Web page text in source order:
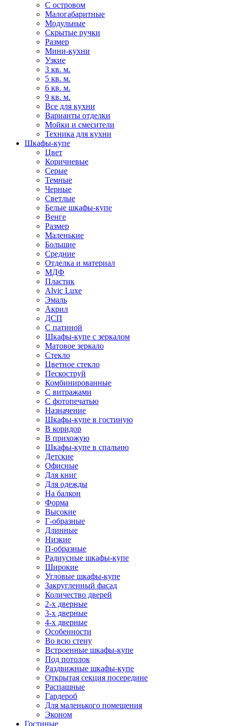
С островом
Малогабаритные
Модульные
Скрытые ручки
Размер
Мини-кухни
Узкие
3 кв. м.
5 кв. м.
6 кв. м.
9 кв. м.
Все для кухни
Варианты отделки
Мойки и смесители
Техника для кухни
Шкафы-купе
Цвет
Коричневые
Серые
Темные
Черные
Светлые
Белые шкафы-купе
Венге
Размер
Маленькие
Большие
Средние
Отделка и материал
МДФ
Пластик
Alvic Luxe
Эмаль
Акрил
ДСП
С патиной
Шкафы-купе с зеркалом
Матовое зеркало
Стекло
Цветное стекло
Пескоструй
Комбинированные
С витражами
С фотопечатью
Назначение
Шкафы-купе в гостиную
В коридор
В прихожую
Шкафы-купе в спальню
Детские
Офисные
Для книг
Для одежды
На балкон
Форма
Высокие
Г-образные
Длинные
Низкие
П-образные
Радиусные шкафы-купе
Широкие
Угловые шкафы-купе
Закругленный фасад
Количество дверей
2-х дверные
3-х дверные
4-х дверные
Особенности
Во всю стену
Встроенные шкафы-купе
Под потолок
Раздвижные шкафы-купе
Открытая секция посередине
Распашные
Гардероб
Для маленького помещения
Эконом
Гостиные